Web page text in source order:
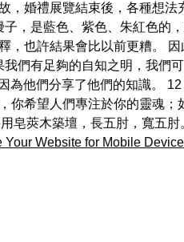
婚禮展覽結束後，各種想法
，是藍色、紫色、朱紅色的
，也許結果會比以前更糟。 因
們有足夠的自知之明，我們
為他們分享了他們的知識。
你希望人們專注於你的靈魂；
皂莢木築壇，長五肘，寬五肘
Your Website for Mobile